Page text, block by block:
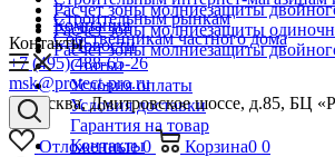
Строительным рынкам
Собственникам частного дома
Расчет зоны молниезащиты
Расчет зоны молниезащиты
Расчет зоны молниезащиты
Компания
Новости
Статьи
Условия оплаты
Условия доставки
Гарантия на товар
Контакты
Контакты
+7 (495) 488-65-26
msk@protect-pro.ru
г. Москва, Дмитровское шоссе, д.85, БЦ
Отложенные 0 Корзина0 0